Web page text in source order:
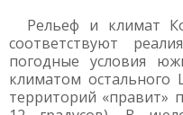
Рельеф и климат
соответствуют
погодные условия
климатом
территорий «правит»